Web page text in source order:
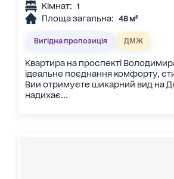
Кімнат: 1
Площа загальна: 48 м²
Вигідна пропозиція ДМЖ
Квартира на проспекті
ідеальне поєднання комфорту,
Вии отримуєте шикарний вид на
надихає...